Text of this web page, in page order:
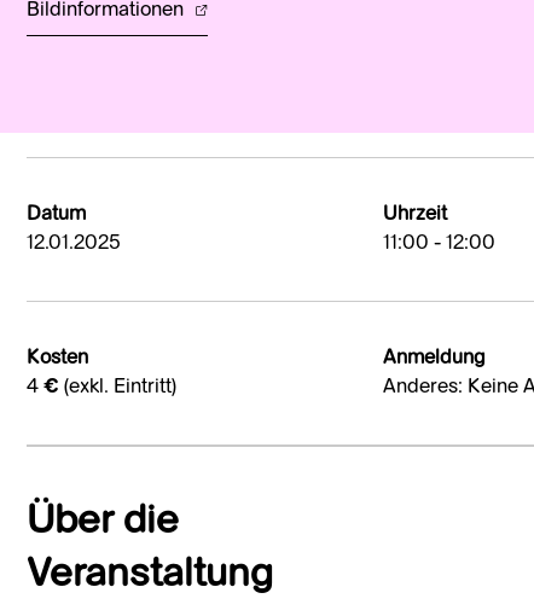
Bildinformationen
Datum
12.01.2025
Uhrzeit
11:00 - 12:00
Kosten
4 € (exkl. Eintritt)
Anmeldung
Anderes: Keine
Über die
Veranstaltung